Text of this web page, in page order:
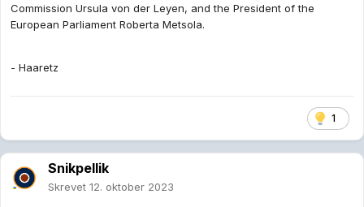
Commission Ursula von der Leyen, and the President of the
European Parliament Roberta Metsola.
- Haaretz
1
Snikpellik
Skrevet 12. oktober 2023